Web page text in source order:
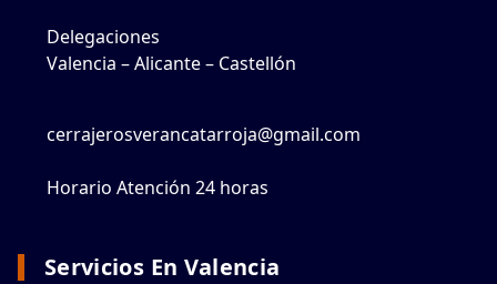
Delegaciones
Valencia – Alicante – Castellón
cerrajerosverancatarroja@gmail.com
Horario Atención 24 horas
Servicios En Valencia